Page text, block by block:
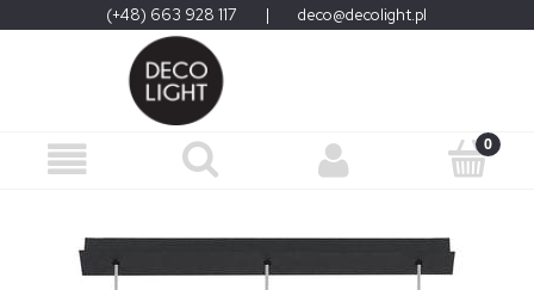
(+48) 663 928 117 | deco@decolight.pl